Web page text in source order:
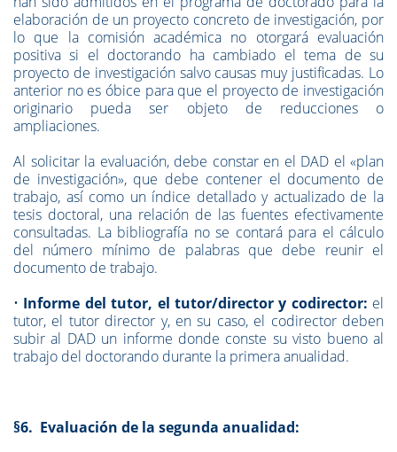
elaboración de un proyecto concreto de investigación, por
lo que la comisión académica no otorgará evaluación
positiva si el doctorando ha cambiado el tema de su
proyecto de investigación salvo causas muy justificadas. Lo
anterior no es óbice para que el proyecto de investigación
originario pueda ser objeto de reducciones o
ampliaciones.
Al solicitar la evaluación, debe constar en el DAD el «plan
de investigación», que debe contener el documento de
trabajo, así como un índice detallado y actualizado de la
tesis doctoral, una relación de las fuentes efectivamente
consultadas. La bibliografía no se contará para el cálculo
del número mínimo de palabras que debe reunir el
documento de trabajo.
• Informe del tutor, el tutor/director y codirector: el
tutor, el tutor director y, en su caso, el codirector deben
subir al DAD un informe donde conste su visto bueno al
trabajo del doctorando durante la primera anualidad.
§6. Evaluación de la segunda anualidad: